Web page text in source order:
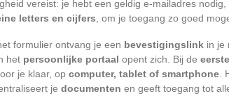
vereist: je hebt een geldig e-mailadres
letters en cijfers , om je toegang zo goed
formulier ontvang je een bevestigingslink in je
het persoonlijke portaal opent zich. Bij de
je klaar, op computer, tablet of smartphone
je documenten en geeft toegang tot